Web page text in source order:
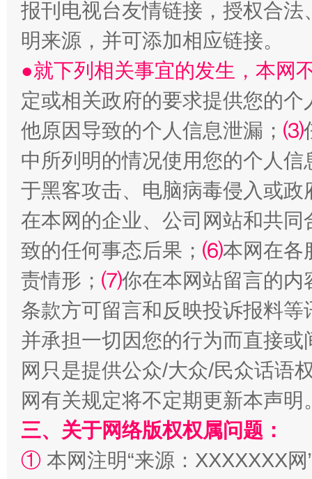
揭批美国五大"原罪" "炒
解纷+调解+退费，一次搞定
报刊电视台友情链接，授权合
明来源，并可添加相应链接。
●就下列相关事宜的发生，本网
定或相关政府的要求提供您的个
他原因导致的个人信息泄漏； ⑶
中所列明的情况使用您的个人
于黑客攻击、电脑病毒侵入或
在本网的企业、公司网站和共
致的任何事态后果； ⑹本网在各
责情形； ⑺你在本网站留言的内
条款方可留言和反映投诉报料
并承担一切因您的行为而直接
网只是提供公众/大众/民众话语
网有关规定将不定期更新本声明
三、关于网络版权权属问题：
① 本网注明“来源：XXXXXXX